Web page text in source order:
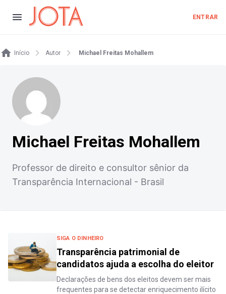
ENTRAR
Início Autor Michael Freitas Mohallem
Michael Freitas Mohallem
Professor de direito e consultor sênior da
Transparência Internacional - Brasil
SIGA O DINHEIRO
Transparência patrimonial de
candidatos ajuda a escolha do eleitor
Declarações de bens dos eleitos devem ser mais
frequentes para se detectar enriquecimento ilícito